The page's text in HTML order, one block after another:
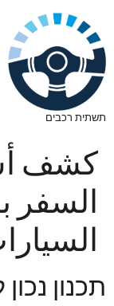
תשתית רכבים
كشف
السفر
תכנון